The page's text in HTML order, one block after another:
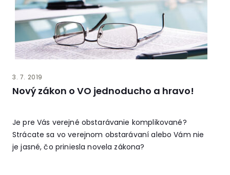
3. 7. 2019
Nový zákon o VO jednoducho a hravo!
Je pre Vás verejné obstarávanie komplikované?
Strácate sa vo verejnom obstarávaní alebo Vám nie
je jasné, čo priniesla novela zákona?